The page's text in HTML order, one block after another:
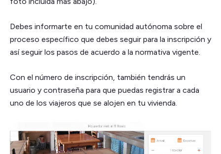
Debes informarte en tu comunidad autónoma sobre el
proceso específico que debes seguir para la inscripción y
así seguir los pasos de acuerdo a la normativa vigente.
Con el número de inscripción, también tendrás un
usuario y contraseña para que puedas registrar a cada
uno de los viajeros que se alojen en tu vivienda.